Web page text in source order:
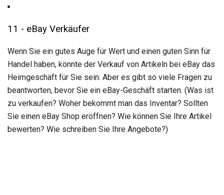
11 - eBay Verkäufer
Wenn Sie ein gutes Auge für Wert und einen guten Sinn für
Handel haben, könnte der Verkauf von Artikeln bei eBay das
Heimgeschäft für Sie sein. Aber es gibt so viele Fragen zu
beantworten, bevor Sie ein eBay-Geschäft starten. (Was ist
zu verkaufen? Woher bekommt man das Inventar? Sollten
Sie einen eBay Shop eröffnen? Wie können Sie Ihre Artikel
bewerten? Wie schreiben Sie Ihre Angebote?)